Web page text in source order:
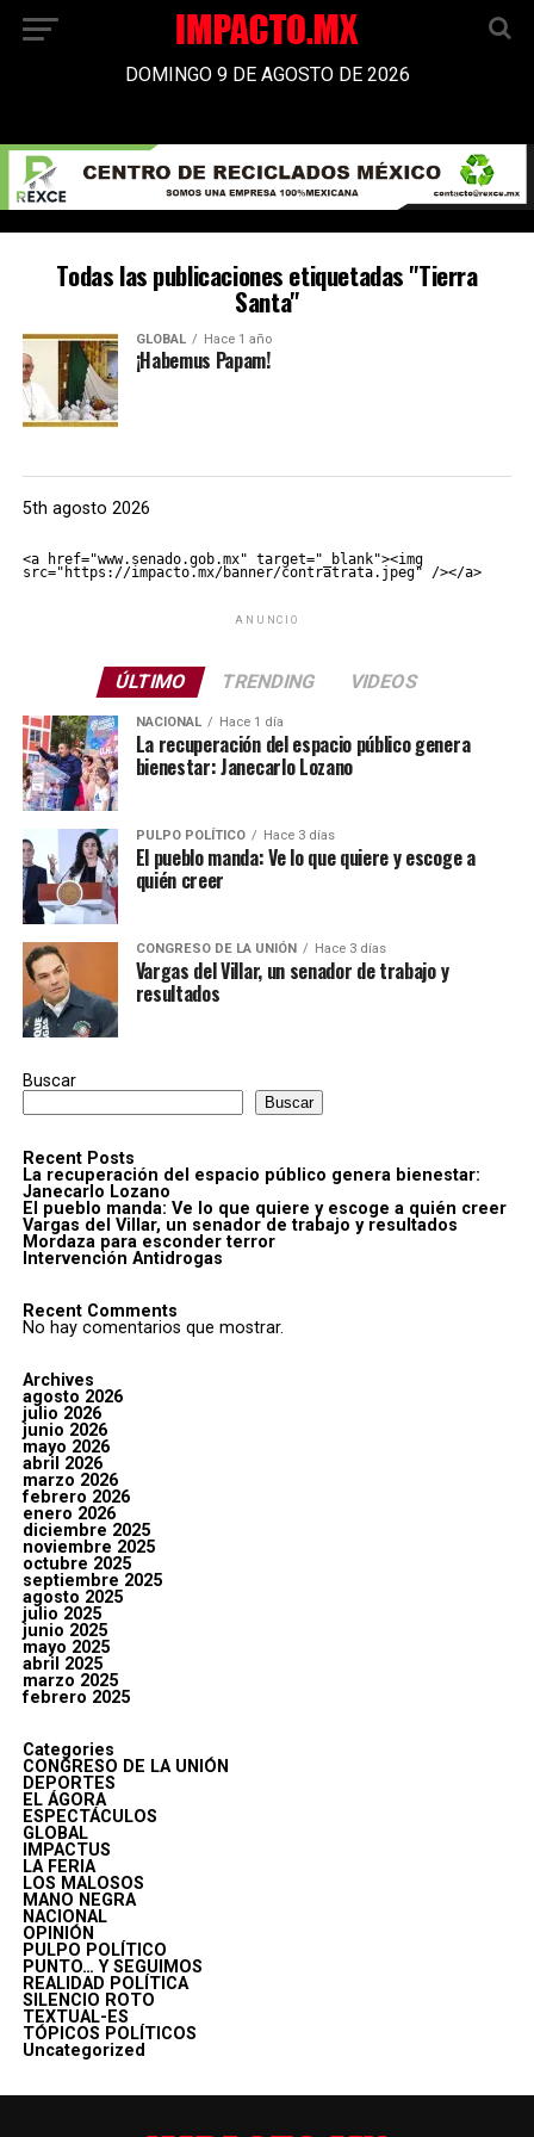
DOMINGO 9 DE AGOSTO DE 2026
Todas las publicaciones etiquetadas "Tierra
Santa"
GLOBAL Hace 1 año
¡Habemus Papam!
5th agosto 2026
<a href="www.senado.gob.mx" target="_blank"><img
src="https://impacto.mx/banner/contratrata.jpeg" /></a>
ANUNCIO
ÚLTIMO TRENDING VIDEOS
NACIONAL Hace 1 día
La recuperación del espacio público genera
bienestar: Janecarlo Lozano
PULPO POLÍTICO Hace 3 días
El pueblo manda: Ve lo que quiere y escoge a
quién creer
CONGRESO DE LA UNIÓN Hace 3 días
Vargas del Villar, un senador de trabajo y
resultados
Buscar
Buscar
Recent Posts
La recuperación del espacio público genera bienestar:
Janecarlo Lozano
El pueblo manda: Ve lo que quiere y escoge a quién creer
Vargas del Villar, un senador de trabajo y resultados
Mordaza para esconder terror
Intervención Antidrogas
Recent Comments
No hay comentarios que mostrar.
Archives
agosto 2026
julio 2026
junio 2026
mayo 2026
abril 2026
marzo 2026
febrero 2026
enero 2026
diciembre 2025
noviembre 2025
octubre 2025
septiembre 2025
agosto 2025
julio 2025
junio 2025
mayo 2025
abril 2025
marzo 2025
febrero 2025
Categories
CONGRESO DE LA UNIÓN
DEPORTES
EL ÁGORA
ESPECTÁCULOS
GLOBAL
IMPACTUS
LA FERIA
LOS MALOSOS
MANO NEGRA
NACIONAL
OPINIÓN
PULPO POLÍTICO
PUNTO… Y SEGUIMOS
REALIDAD POLÍTICA
SILENCIO ROTO
TEXTUAL-ES
TÓPICOS POLÍTICOS
Uncategorized